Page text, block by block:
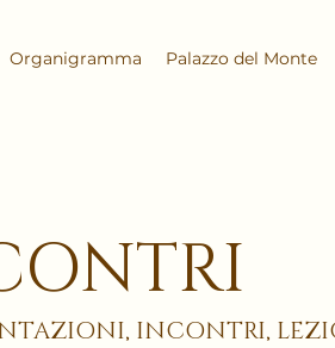
Organigramma Palazzo del Monte
INCONTRI,